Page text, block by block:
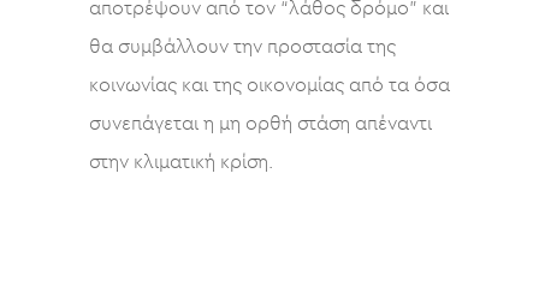
αποτρέψουν από τον “λάθος δρόμο” και
θα συμβάλλουν την προστασία της
κοινωνίας και της οικονομίας από τα όσα
συνεπάγεται η μη ορθή στάση απέναντι
στην κλιματική κρίση.